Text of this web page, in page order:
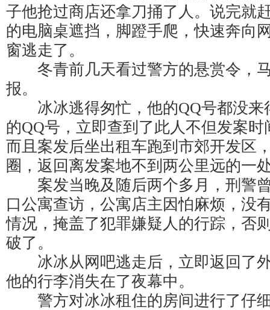
子他抢过商店还拿刀捅了人。说完就
的电脑桌遮挡，脚蹬手爬，快速奔向
窗逃走了。
冬青前几天看过警方的悬赏令，
报。
冰冰逃得匆忙，他的QQ号都没来
的QQ号，立即查到了此人不但发案
而且案发后坐出租车跑到市郊开发区
圈，返回离发案地不到两公里远的一
案发当晚及随后两个多月，刑警
口公寓查访，公寓店主因怕麻烦，没
情况，掩盖了犯罪嫌疑人的行踪，否
破了。
冰冰从网吧逃走后，立即返回了
他的行李消失在了夜幕中。
警方对冰冰租住的房间进行了仔